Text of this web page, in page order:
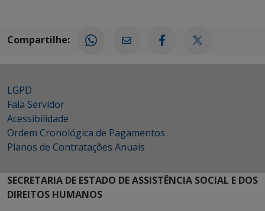
Compartilhe:
LGPD
Fala Servidor
Acessibilidade
Ordem Cronológica de Pagamentos
Planos de Contratações Anuais
SECRETARIA DE ESTADO DE ASSISTÊNCIA SOCIAL E DOS
DIREITOS HUMANOS